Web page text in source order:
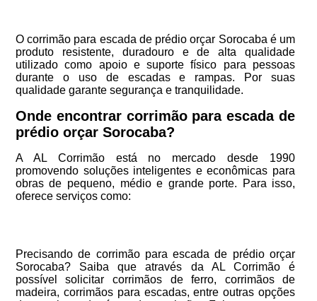
O corrimão para escada de prédio orçar Sorocaba é um
produto resistente, duradouro e de alta qualidade
utilizado como apoio e suporte físico para pessoas
durante o uso de escadas e rampas. Por suas
qualidade garante segurança e tranquilidade.
Onde encontrar corrimão para escada de
prédio orçar Sorocaba?
A AL Corrimão está no mercado desde 1990
promovendo soluções inteligentes e econômicas para
obras de pequeno, médio e grande porte. Para isso,
oferece serviços como:
Precisando de corrimão para escada de prédio orçar
Sorocaba? Saiba que através da AL Corrimão é
possível solicitar corrimãos de ferro, corrimãos de
madeira, corrimãos para escadas, entre outras opções